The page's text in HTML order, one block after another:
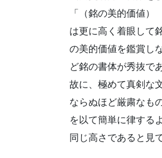
「（銘の美的価値
は更に高く着眼して
の美的価値を鑑賞し
ど銘の書体が秀抜で
故に、極めて真剣な
ならぬほど厳粛なも
を以て簡単に律する
同じ高さであると見